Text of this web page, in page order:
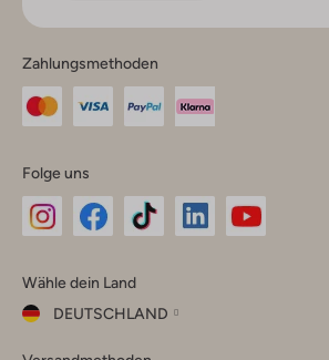
Zahlungsmethoden
Folge uns
Instagram
Facebook
TikTok
Wähle dein Land
DEUTSCHLAND